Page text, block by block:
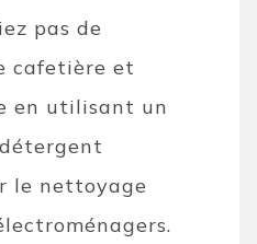
pas de
cafetière et
en utilisant un
le nettoyage